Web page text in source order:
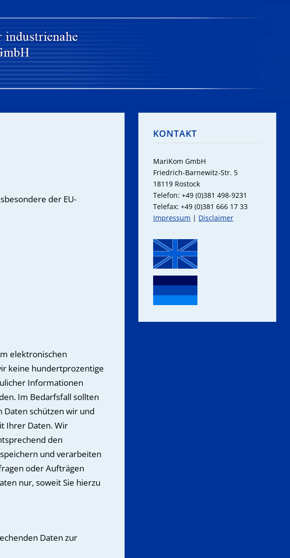
der EU-
elektronischen
keine hundertprozentige
Informationen
Im Bedarfsfall sollten
Daten schützen wir und
Ihrer Daten. Wir
den
und verarbeiten
oder Aufträgen
nur, soweit Sie hierzu
Daten zur
KONTAKT
MariKom GmbH
Friedrich-Barnewitz-Str. 5
18119 Rostock
Telefon: +49 (0)381 498-9231
Telefax: +49 (0)381 666 17 33
Impressum | Disclaimer